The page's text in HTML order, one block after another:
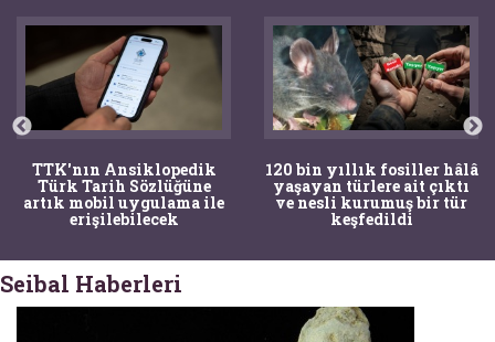
TTK'nın Ansiklopedik
Türk Tarih Sözlüğüne
artık mobil uygulama ile
erişilebilecek
120 bin yıllık fosiller hâlâ
yaşayan türlere ait çıktı
ve nesli kurumuş bir tür
keşfedildi
Seibal Haberleri